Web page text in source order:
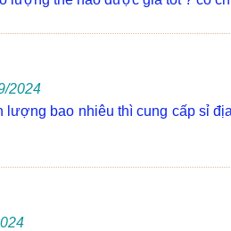
2024
lượng bao nhiêu thì cung cấp sỉ